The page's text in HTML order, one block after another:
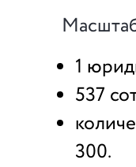
1
537
300.